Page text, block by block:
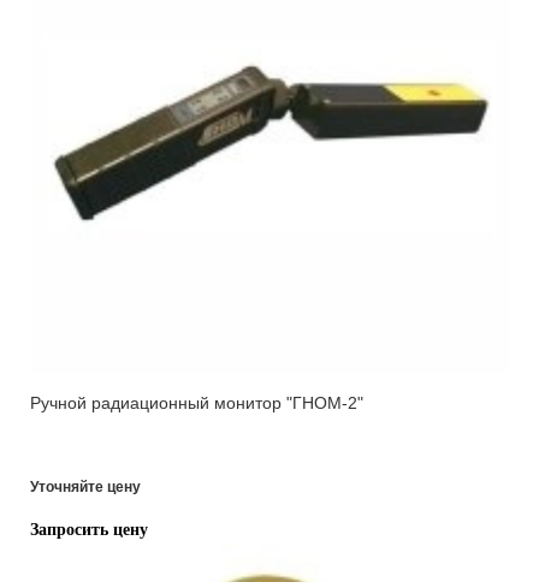
Ручной радиационный монитор "ГНОМ-2"
Уточняйте цену
Запросить цену